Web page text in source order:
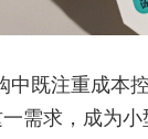
中既注重成本
需求，成为